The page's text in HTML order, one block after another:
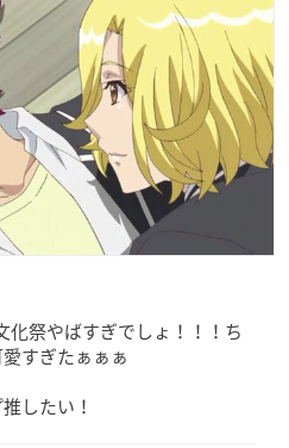
化祭やばすぎでしょ！！！ち
すぎたぁぁぁ
したい！